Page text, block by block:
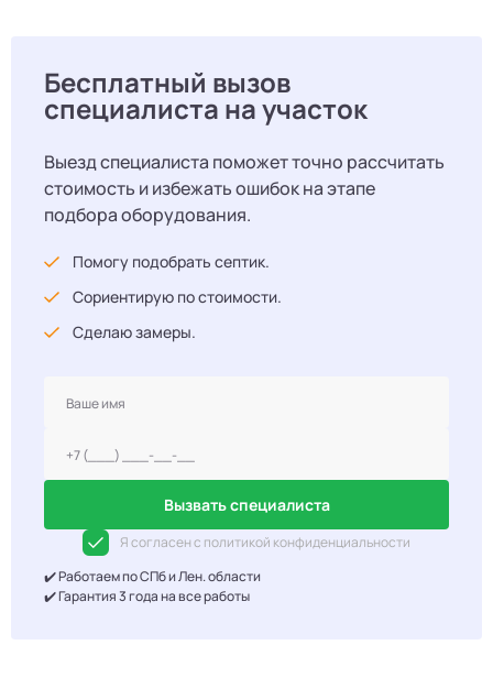
Бесплатный вызов
специалиста на участок
Выезд специалиста поможет точно рассчитать
стоимость и избежать ошибок на этапе
подбора оборудования.
Помогу подобрать септик.
Сориентирую по стоимости.
Сделаю замеры.
Вызвать специалиста
Я согласен с политикой конфиденциальности
✔️ Работаем по СПб и Лен. области
✔️ Гарантия 3 года на все работы